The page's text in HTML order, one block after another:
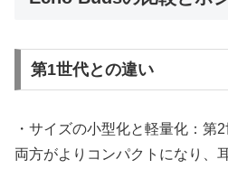
第1世代との違い
・サイズの小型化と軽量化：第
両方がよりコンパクトになり、